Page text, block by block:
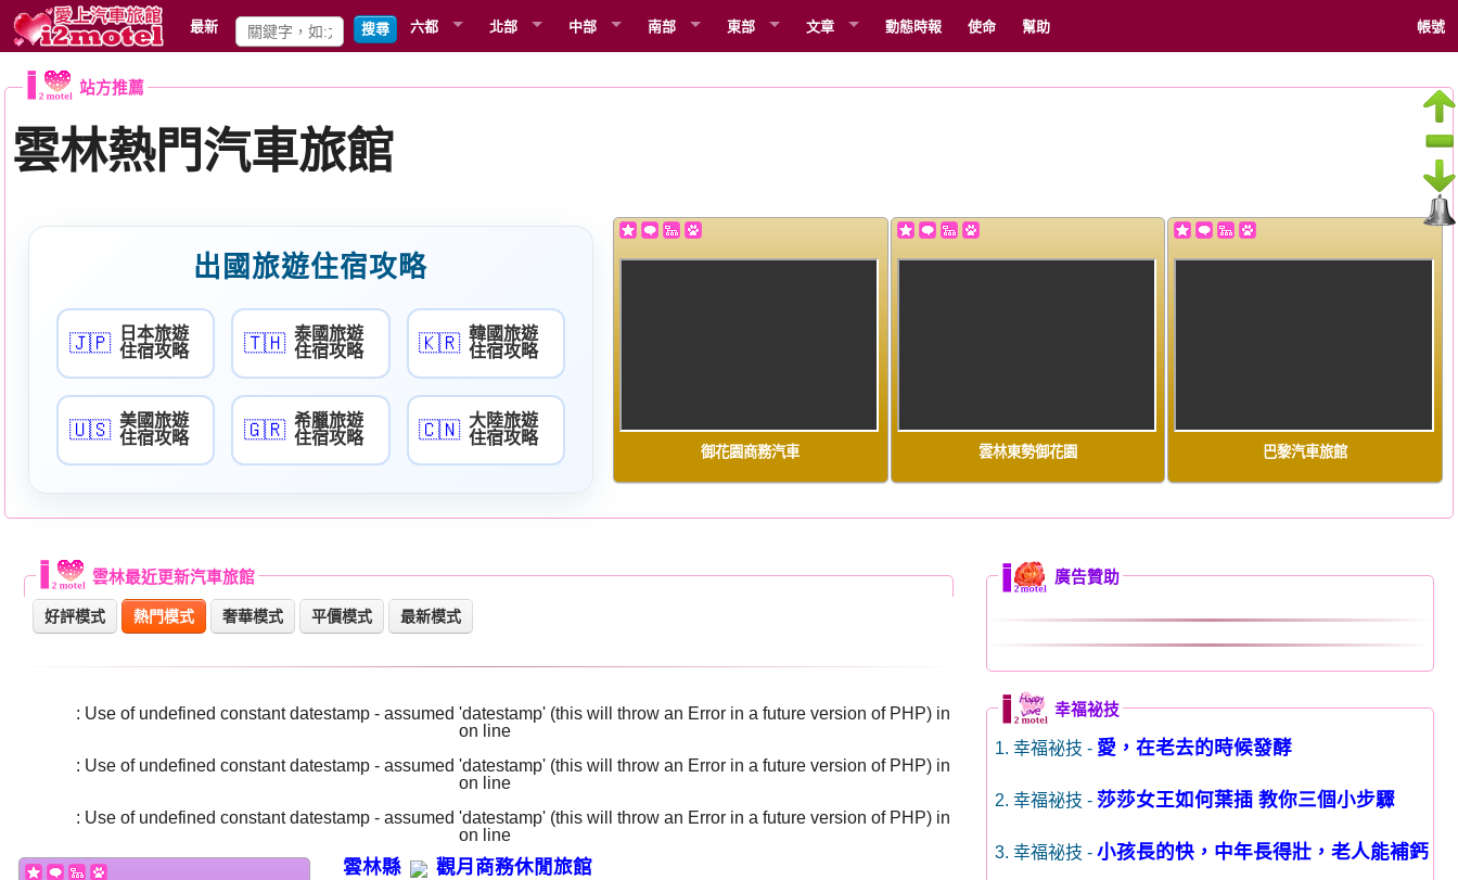
最新 搜尋 六都 北部 中部 南部 東部 文章 動態時報 使命 幫助 帳號
雲林熱門汽車旅館
站方推薦
出國旅遊住宿攻略
🇯🇵
日本旅遊
住宿攻略
🇹🇭 泰國旅遊
住宿攻略
🇰🇷 韓國旅遊
住宿攻略
🇺🇸 美國旅遊
住宿攻略
🇬🇷 希臘旅遊
住宿攻略
🇨🇳 大陸旅遊
住宿攻略
御花園商務汽車 雲林東勢御花園 巴黎汽車旅館
雲林最近更新汽車旅館
好評模式 熱門模式 奢華模式 平價模式 最新模式
: Use of undefined constant datestamp - assumed 'datestamp' (this will throw an Error in a future version of PHP) in
on line
: Use of undefined constant datestamp - assumed 'datestamp' (this will throw an Error in a future version of PHP) in
on line
: Use of undefined constant datestamp - assumed 'datestamp' (this will throw an Error in a future version of PHP) in
on line
雲林縣 觀月商務休閒旅館
廣告贊助
幸福祕技
1. 幸福祕技 - 愛，在老去的時候發酵
2. 幸福祕技 - 莎莎女王如何葉插 教你三個小步驟
3. 幸福祕技 - 小孩長的快，中年長得壯，老人能補鈣